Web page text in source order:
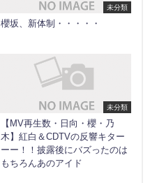
未分類
櫻坂、新体制・・・・・
未分類
【MV再生数・日向・櫻・乃
木】紅白＆CDTVの反響キター
ーー！！披露後にバズったのは
もちろんあのアイド